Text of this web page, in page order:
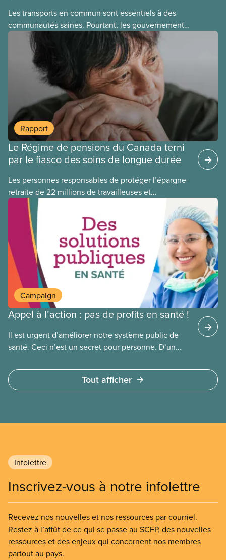
Les transports en commun sont essentiels à des
communautés saines. Pourtant, les gouvernements
laissent des entreprises les exploiter à des fins
lucratives. Ce nouveau document d’information
explique les échecs de la privatisation de réseaux
de transport en commun et les problèmes
fondamentaux des PPP, quel que soit le projet.
Rapport
Le Régime de pensions du Canada terni
par le fiasco des soins de longue durée
Les personnes responsables de protéger l’épargne-
retraite de 22 millions de travailleuses et
travailleurs canadien(ne)s ont perdu plus de 500
millions de dollars en investissant dans Orpea, la
plus grande société européenne de soins de
longue durée à but lucratif, qui a fait l’objet d’un
scandale, comme le révèle un rapport
publié aujourd’hui.
Campaign
Appel à l’action : pas de profits en santé !
Il est urgent d’améliorer notre système public de
santé. Ceci n’est un secret pour personne. D’un
de salles d’urgence, de longues attente pour des
interventions chirurgicales et une pénurie
Tout afficher
Infolettre
Inscrivez-vous à notre infolettre
Recevez nos nouvelles et nos ressources par courriel.
Restez à l’affût de ce qui se passe au SCFP, des nouvelles
ressources et des enjeux qui concernent nos membres
partout au pays.